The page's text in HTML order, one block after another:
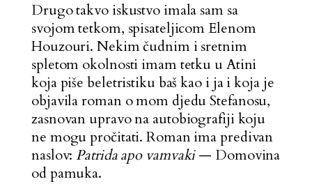
Drugo takvo iskustvo imala sam sa
svojom tetkom, spisateljicom Elenom
Houzouri. Nekim čudnim i sretnim
spletom okolnosti imam tetku u Atini
koja piše beletristiku baš kao i ja i koja je
objavila roman o mom djedu Stefanosu,
zasnovan upravo na autobiografiji koju
ne mogu pročitati. Roman ima predivan
naslov: Patrida apo vamvaki— Domovina
od pamuka.